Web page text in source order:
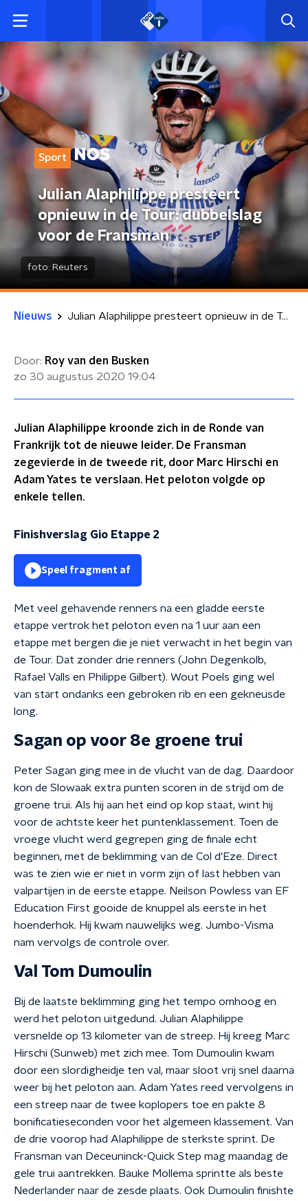
Sport
Julian Alaphilippe presteert
opnieuw in de Tour: dubbelslag
voor de Fransman
foto: Reuters
Nieuws Julian Alaphilippe presteert opnieuw in de Tour: dubbelslag voor de Fransman
Door: Roy van den Busken
zo 30 augustus 2020 19:04
Julian Alaphilippe kroonde zich in de Ronde van
Frankrijk tot de nieuwe leider. De Fransman
zegevierde in de tweede rit, door Marc Hirschi en
Adam Yates te verslaan. Het peloton volgde op
enkele tellen.
Finishverslag Gio Etappe 2
Speel fragment af
Met veel gehavende renners na een gladde eerste
etappe vertrok het peloton even na 1 uur aan een
etappe met bergen die je niet verwacht in het begin van
de Tour. Dat zonder drie renners (John Degenkolb,
Rafael Valls en Philippe Gilbert). Wout Poels ging wel
van start ondanks een gebroken rib en een gekneusde
long.
Sagan op voor 8e groene trui
Peter Sagan ging mee in de vlucht van de dag. Daardoor
kon de Slowaak extra punten scoren in de strijd om de
groene trui. Als hij aan het eind op kop staat, wint hij
voor de achtste keer het puntenklassement. Toen de
vroege vlucht werd gegrepen ging de finale echt
beginnen, met de beklimming van de Col d'Eze. Direct
was te zien wie er niet in vorm zijn of last hebben van
valpartijen in de eerste etappe. Neilson Powless van EF
Education First gooide de knuppel als eerste in het
hoenderhok. Hij kwam nauwelijks weg. Jumbo-Visma
nam vervolgs de controle over.
Val Tom Dumoulin
Bij de laatste beklimming ging het tempo omhoog en
werd het peloton uitgedund. Julian Alaphilippe
versnelde op 13 kilometer van de streep. Hij kreeg Marc
Hirschi (Sunweb) met zich mee. Tom Dumoulin kwam
door een slordigheidje ten val, maar sloot vrij snel daarna
weer bij het peloton aan. Adam Yates reed vervolgens in
een streep naar de twee koplopers toe en pakte 8
bonificatieseconden voor het algemeen klassement. Van
de drie voorop had Alaphilippe de sterkste sprint. De
Fransman van Deceuninck-Quick Step mag maandag de
gele trui aantrekken. Bauke Mollema sprintte als beste
Nederlander naar de zesde plaats. Ook Dumoulin finishte